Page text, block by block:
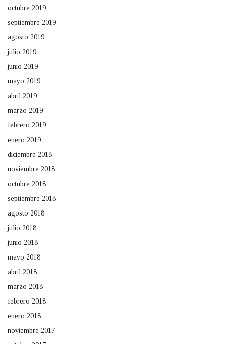
octubre 2019
septiembre 2019
agosto 2019
julio 2019
junio 2019
mayo 2019
abril 2019
marzo 2019
febrero 2019
enero 2019
diciembre 2018
noviembre 2018
octubre 2018
septiembre 2018
agosto 2018
julio 2018
junio 2018
mayo 2018
abril 2018
marzo 2018
febrero 2018
enero 2018
noviembre 2017